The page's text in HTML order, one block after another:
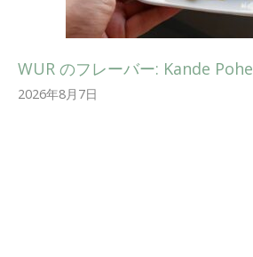
WUR のフレーバー: Kande Pohe
2026年8月7日